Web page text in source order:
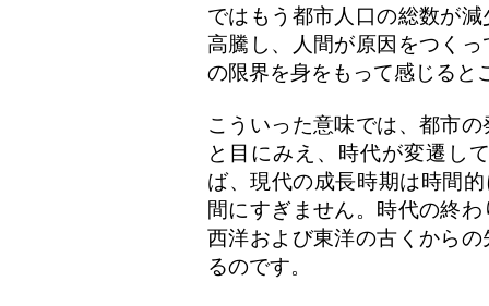
ではもう都市人口の総数が
高騰し、人間が原因をつく
の限界を身をもって感じると
こういった意味では、都市
と目にみえ、時代が変遷し
ば、現代の成長時期は時間
間にすぎません。時代の終
西洋および東洋の古くから
るのです。